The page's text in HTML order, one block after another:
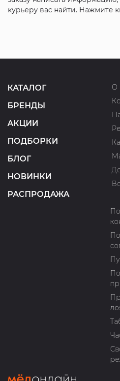
курьеру вас найти. Нажмите
КАТАЛОГ
БРЕНДЫ
АКЦИИ
ПОДБОРКИ
БЛОГ
НОВИНКИ
РАСПРОДАЖА
О